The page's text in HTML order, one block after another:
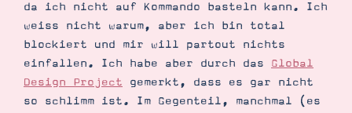
Tipps & Tricks
Ordnungstipps
da ich nicht auf Kommando basteln kann. Ich
weiss nicht warum, aber ich bin total
blockiert und mir will partout nichts
einfallen. Ich habe aber durch das Global
Design Project gemerkt, dass es gar nicht
so schlimm ist. Im Gegenteil, manchmal (es